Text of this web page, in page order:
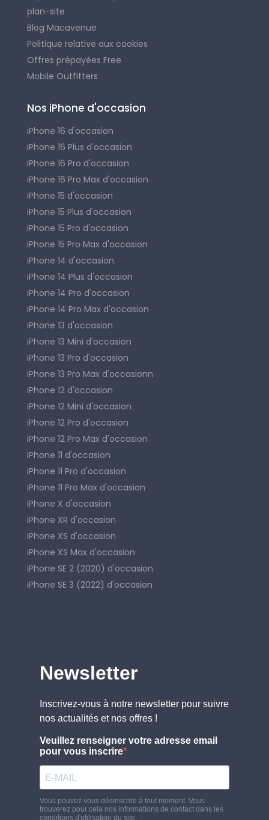
plan-site
Blog Macavenue
Politique relative aux cookies
Offres prépayées Free
Mobile Outfitters
Nos iPhone d'occasion
iPhone 16 d'occasion
iPhone 16 Plus d'occasion
iPhone 16 Pro d'occasion
iPhone 16 Pro Max d'occasion
iPhone 15 d'occasion
iPhone 15 Plus d'occasion
iPhone 15 Pro d'occasion
iPhone 15 Pro Max d'occasion
iPhone 14 d'occasion
iPhone 14 Plus d'occasion
iPhone 14 Pro d'occasion
iPhone 14 Pro Max d'occasion
iPhone 13 d'occasion
iPhone 13 Mini d'occasion
iPhone 13 Pro d'occasion
iPhone 13 Pro Max d'occasionn
iPhone 12 d'occasion
iPhone 12 Mini d'occasion
iPhone 12 Pro d'occasion
iPhone 12 Pro Max d'occasion
iPhone 11 d'occasion
iPhone 11 Pro d'occasion
iPhone 11 Pro Max d'occasion
iPhone X d'occasion
iPhone XR d'occasion
iPhone XS d'occasion
iPhone XS Max d'occasion
iPhone SE 2 (2020) d'occasion
iPhone SE 3 (2022) d'occasion